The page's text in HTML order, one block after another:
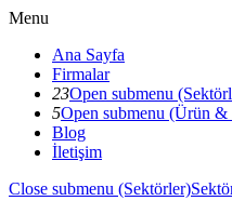
Menu
Ana Sayfa
Firmalar
23Open submenu
5Open submenu (Ürün &
Blog
İletişim
Close submenu (Sektörler)